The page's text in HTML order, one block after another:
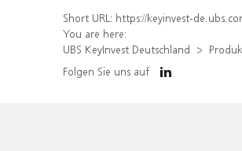
Short URL: https://keyinvest-de.ubs.com/produkt/detail/index/isin/
You are here:
UBS KeyInvest Deutschland
Folgen Sie uns auf